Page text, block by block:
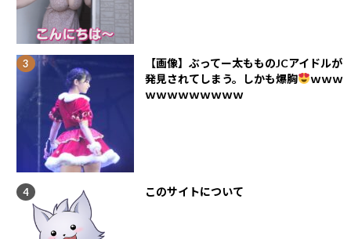
【画像】ぶってー太もものJCアイドルが
発見されてしまう。しかも爆胸
ｗｗｗ
ｗｗｗｗｗｗｗｗｗ
このサイトについて